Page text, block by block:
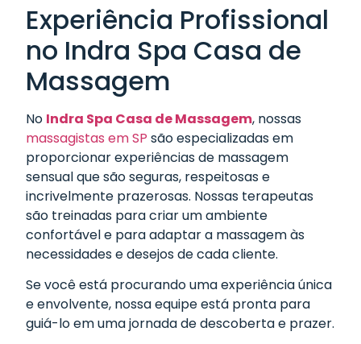
Experiência Profissional
no Indra Spa Casa de
Massagem
No Indra Spa Casa de Massagem, nossas
massagistas em SP são especializadas em
proporcionar experiências de massagem
sensual que são seguras, respeitosas e
incrivelmente prazerosas. Nossas terapeutas
são treinadas para criar um ambiente
confortável e para adaptar a massagem às
necessidades e desejos de cada cliente.
Se você está procurando uma experiência única
e envolvente, nossa equipe está pronta para
guiá-lo em uma jornada de descoberta e prazer.